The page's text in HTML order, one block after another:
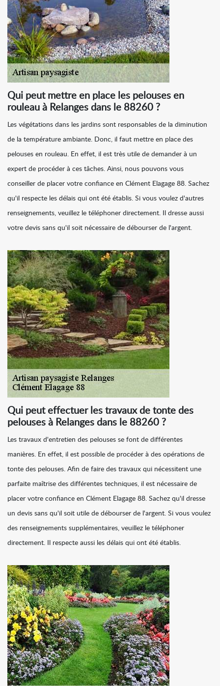
Qui peut mettre en place les pelouses en
rouleau à Relanges dans le 88260 ?
Les végétations dans les jardins sont responsables de la diminution
de la température ambiante. Donc, il faut mettre en place des
pelouses en rouleau. En effet, il est très utile de demander à un
expert de procéder à ces tâches. Ainsi, nous pouvons vous
conseiller de placer votre confiance en Clément Elagage 88. Sachez
qu'il respecte les délais qui ont été établis. Si vous voulez d'autres
renseignements, veuillez le téléphoner directement. Il dresse aussi
votre devis sans qu'il soit nécessaire de débourser de l'argent.
Qui peut effectuer les travaux de tonte des
pelouses à Relanges dans le 88260 ?
Les travaux d'entretien des pelouses se font de différentes
manières. En effet, il est possible de procéder à des opérations de
tonte des pelouses. Afin de faire des travaux qui nécessitent une
parfaite maîtrise des différentes techniques, il est nécessaire de
placer votre confiance en Clément Elagage 88. Sachez qu'il dresse
un devis sans qu'il soit utile de débourser de l'argent. Si vous voulez
des renseignements supplémentaires, veuillez le téléphoner
directement. Il respecte aussi les délais qui ont été établis.